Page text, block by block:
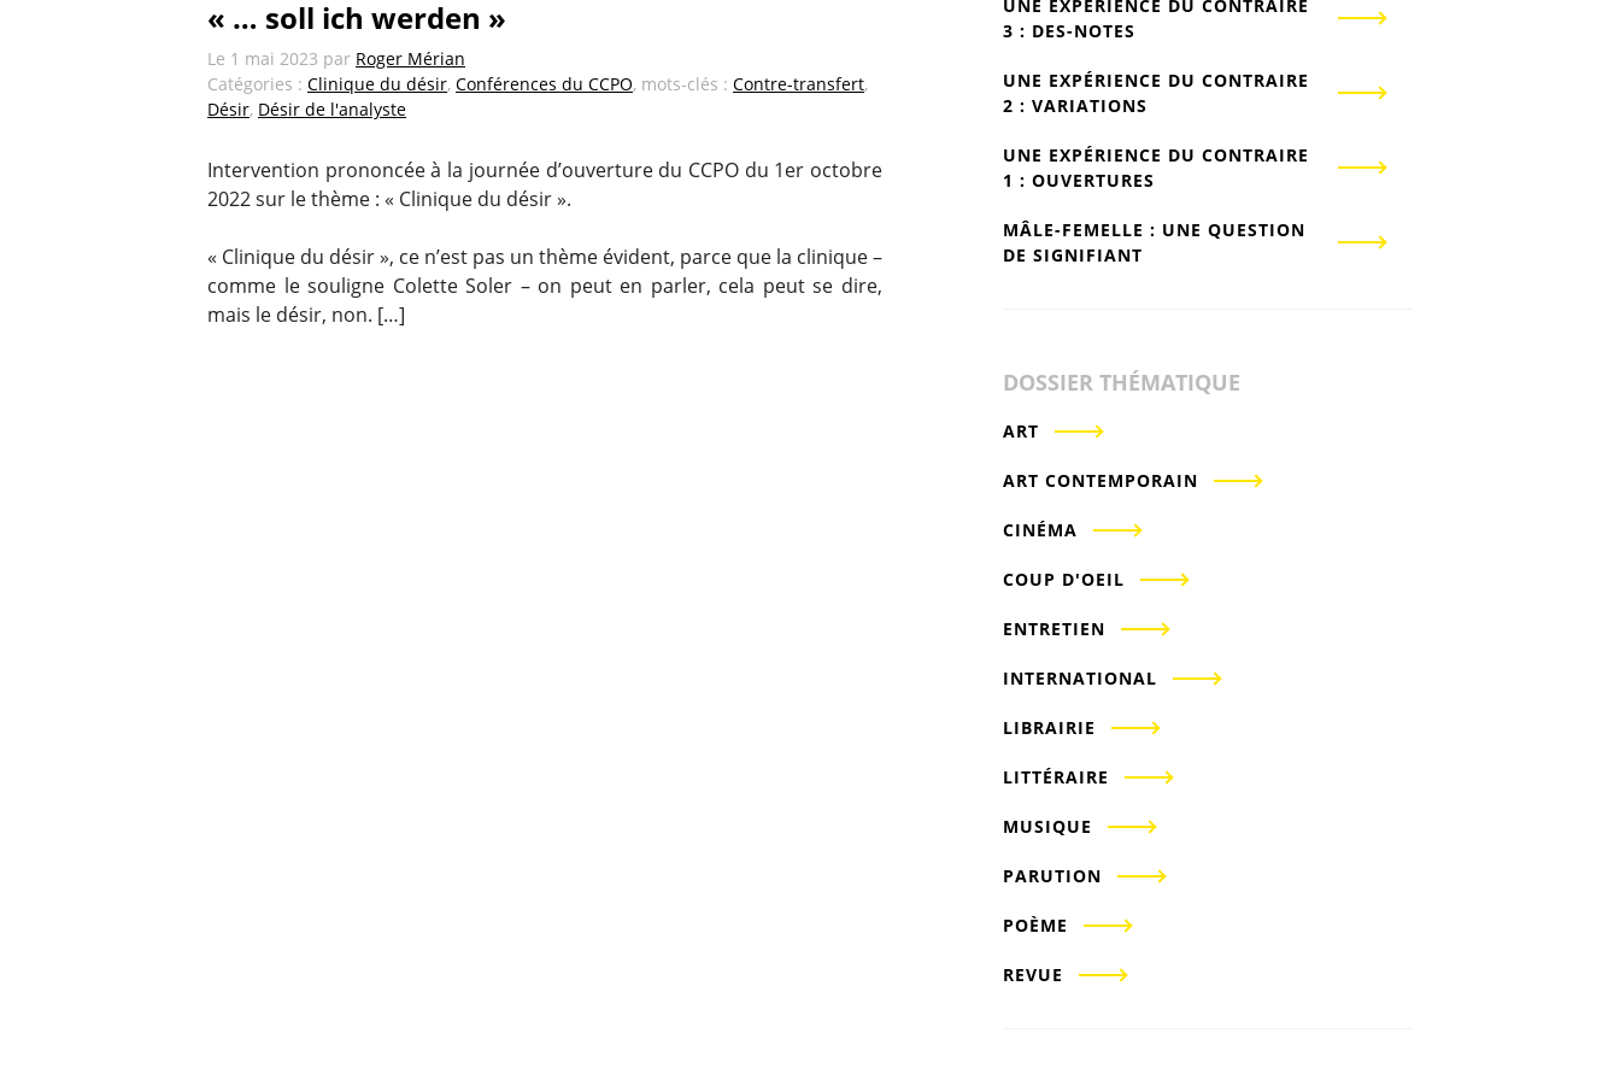
« … soll ich werden »
Le 1 mai 2023 par Roger Mérian
Catégories : Clinique du désir, Conférences du CCPO, mots-clés : Contre-transfert,
Désir, Désir de l'analyste
Intervention prononcée à la journée d’ouverture du CCPO du 1er octobre
2022 sur le thème : « Clinique du désir ».
« Clinique du désir », ce n’est pas un thème évident, parce que la clinique –
comme le souligne Colette Soler – on peut en parler, cela peut se dire,
mais le désir, non. […]
UNE EXPÉRIENCE DU CONTRAIRE
3 : DES-NOTES
UNE EXPÉRIENCE DU CONTRAIRE
2 : VARIATIONS
UNE EXPÉRIENCE DU CONTRAIRE
1 : OUVERTURES
MÂLE-FEMELLE : UNE QUESTION
DE SIGNIFIANT
DOSSIER THÉMATIQUE
ART
ART CONTEMPORAIN
CINÉMA
COUP D'OEIL
ENTRETIEN
INTERNATIONAL
LIBRAIRIE
LITTÉRAIRE
MUSIQUE
PARUTION
POÈME
REVUE